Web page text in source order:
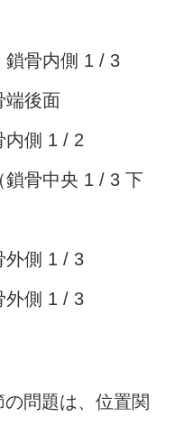
鎖骨内側 1 / 3
端後面
内側 1 / 2
鎖骨中央 1 / 3 下
外側 1 / 3
外側 1 / 3
問題は、位置関